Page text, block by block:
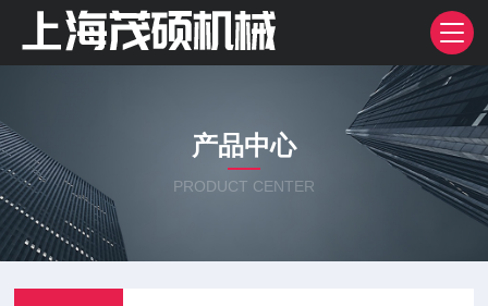
产品中心
PRODUCT CENTER